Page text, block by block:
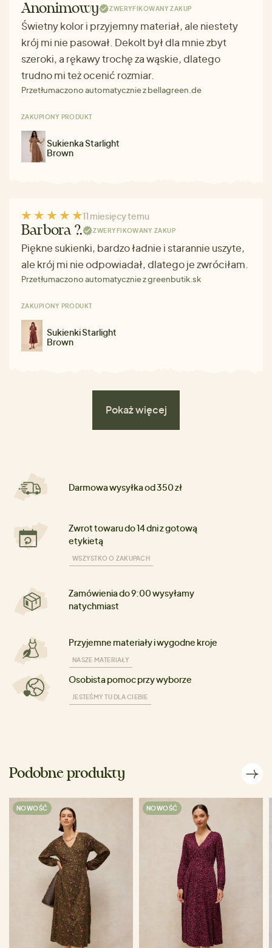
Anonimowy ZWERYFIKOWANY ZAKUP
Świetny kolor i przyjemny materiał, ale niestety
krój mi nie pasował. Dekolt był dla mnie zbyt
szeroki, a rękawy trochę za wąskie, dlatego
trudno mi też ocenić rozmiar.
Przetłumaczono automatycznie z bellagreen.de
ZAKUPIONY PRODUKT
Sukienka Starlight
Brown
11 miesięcy temu
Barbora ?. ZWERYFIKOWANY ZAKUP
Piękne sukienki, bardzo ładnie i starannie uszyte,
ale krój mi nie odpowiadał, dlatego je zwróciłam.
Przetłumaczono automatycznie z greenbutik.sk
ZAKUPIONY PRODUKT
Sukienki Starlight
Brown
Pokaż więcej
Darmowa wysyłka od 350 zł
Zwrot towaru do 14 dni z gotową
etykietą
WSZYSTKO O ZAKUPACH
Zamówienia do 9:00 wysyłamy
natychmiast
Przyjemne materiały i wygodne kroje
NASZE MATERIAŁY
Osobista pomoc przy wyborze
JESTEŚMY TU DLA CIEBIE
Podobne produkty
NOWOŚĆ NOWOŚĆ